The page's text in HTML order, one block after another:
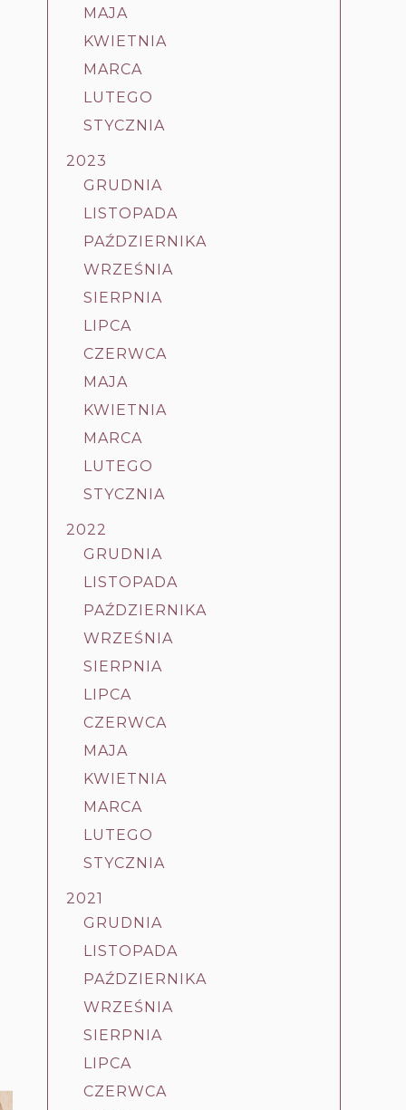
MAJA
KWIETNIA
MARCA
LUTEGO
STYCZNIA
2023
GRUDNIA
LISTOPADA
PAŹDZIERNIKA
WRZEŚNIA
SIERPNIA
LIPCA
CZERWCA
MAJA
KWIETNIA
MARCA
LUTEGO
STYCZNIA
2022
GRUDNIA
LISTOPADA
PAŹDZIERNIKA
WRZEŚNIA
SIERPNIA
LIPCA
CZERWCA
MAJA
KWIETNIA
MARCA
LUTEGO
STYCZNIA
2021
GRUDNIA
LISTOPADA
PAŹDZIERNIKA
WRZEŚNIA
SIERPNIA
LIPCA
CZERWCA